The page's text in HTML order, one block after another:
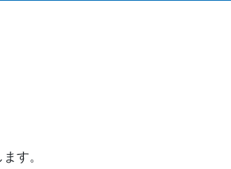
す。